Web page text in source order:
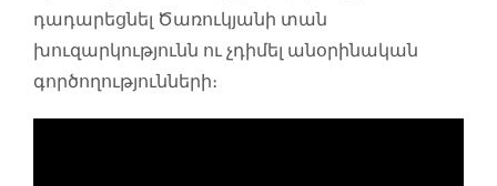
դադարեցնել Ծառուկյանի տան
խուզարկությունն ու չդիմել անօրինական
գործողությունների։